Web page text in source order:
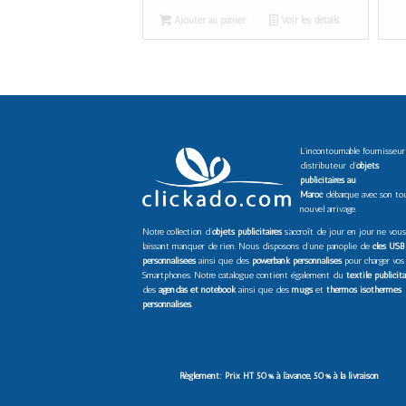
Ajouter au panier Voir les détails
L’incontournable
distributeur d’objets
publicitaires au
Marocdébarque avec son
nouvel arrivage.
Notre collection d’objets publicitairess’accroît de jour en jour ne vous
laissant manquer de rien. Nous disposons d’une panoplie de clés USB
personnaliséesainsi que des powerbank personnaliséspour charger vos
Smartphones. Notre catalogue contient également du textile
des agendas et notebookainsi que des mugset thermos isothermes
personnalisés.
Règlement: Prix HT 50% à l’avance, 50% à la livraison